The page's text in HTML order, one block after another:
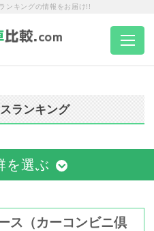
ンキングの情報をお届け!!
ランキング
を選ぶ
ス（カーコンビニ倶